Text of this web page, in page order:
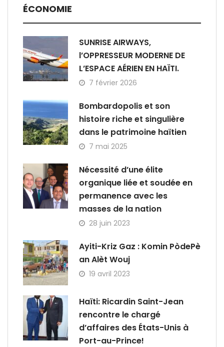
ÉCONOMIE
SUNRISE AIRWAYS,
l’OPPRESSEUR MODERNE DE
L’ESPACE AÉRIEN EN HAÏTI.
7 février 2026
Bombardopolis et son
histoire riche et singulière
dans le patrimoine haïtien
7 mai 2025
Nécessité d’une élite
organique liée et soudée en
permanence avec les
masses de la nation
28 juin 2023
Ayiti-Kriz Gaz : Komin PòdePè
an Alèt Wouj
19 avril 2023
Haïti: Ricardin Saint-Jean
rencontre le chargé
d’affaires des États-Unis à
Port-au-Prince!